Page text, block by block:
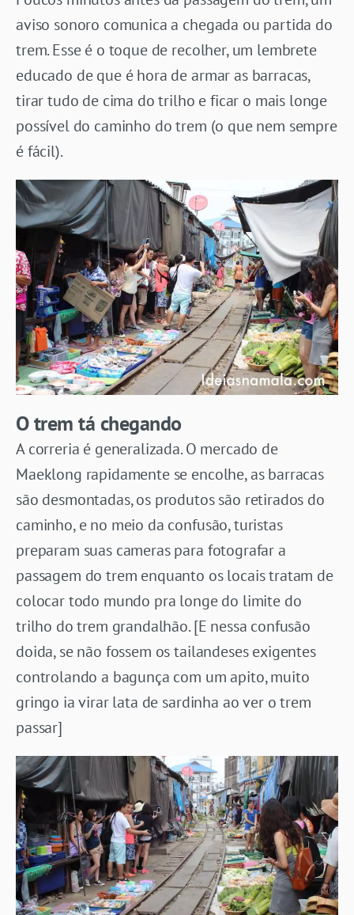
aviso sonoro comunica a chegada ou partida do
trem. Esse é o toque de recolher, um lembrete
educado de que é hora de armar as barracas,
tirar tudo de cima do trilho e ficar o mais longe
possível do caminho do trem (o que nem sempre
é fácil).
O trem tá chegando
A correria é generalizada. O mercado de
Maeklong rapidamente se encolhe, as barracas
são desmontadas, os produtos são retirados do
caminho, e no meio da confusão, turistas
preparam suas cameras para fotografar a
passagem do trem enquanto os locais tratam de
colocar todo mundo pra longe do limite do
trilho do trem grandalhão. [E nessa confusão
doida, se não fossem os tailandeses exigentes
controlando a bagunça com um apito, muito
gringo ia virar lata de sardinha ao ver o trem
passar]